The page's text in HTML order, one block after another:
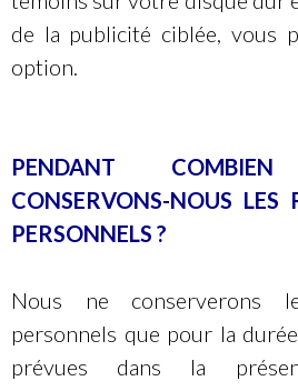
de la publicité ciblée, vous
option.
PENDANT
CONSERVONS-NOUS LES
PERSONNELS ?
Nous ne conserverons
personnels que pour la
prévues dans la